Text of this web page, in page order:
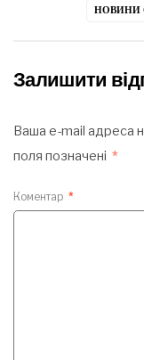
НОВИНИ
Залишити
Ваша e-mail адреса
поля позначені *
Коментар *